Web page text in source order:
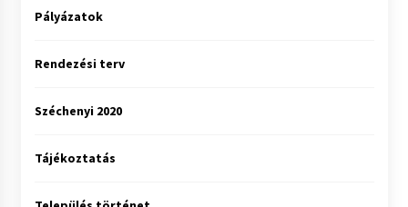
Pályázatok
Rendezési terv
Széchenyi 2020
Tájékoztatás